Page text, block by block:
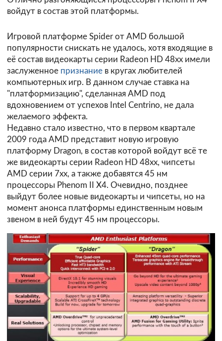
войдут в состав этой платформы.
Игровой платформе Spider от AMD большой
популярности снискать не удалось, хотя входящие в
её состав видеокарты серии Radeon HD 48xx имели
заслуженное признание в кругах любителей
компьютерных игр. В данном случае ставка на
"платформизацию", сделанная AMD под
вдохновением от успехов Intel Centrino, не дала
желаемого эффекта.
Недавно стало известно, что в первом квартале
2009 года AMD представит новую игровую
платформу Dragon, в состав которой войдут всё те
же видеокарты серии Radeon HD 48xx, чипсеты
AMD серии 7xx, а также добавятся 45 нм
процессоры Phenom II X4. Очевидно, позднее
выйдут более новые видеокарты и чипсеты, но на
момент анонса платформы единственным новым
звеном в ней будут 45 нм процессоры.